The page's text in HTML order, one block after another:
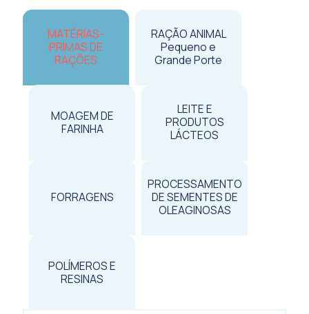
MATÉRIAS-
PRIMAS DE
RAÇÕES
RAÇÃO ANIMAL
Pequeno e
Grande Porte
MOAGEM DE
FARINHA
LEITE E
PRODUTOS
LÁCTEOS
FORRAGENS
PROCESSAMENTO
DE SEMENTES DE
OLEAGINOSAS
POLÍMEROS E
RESINAS